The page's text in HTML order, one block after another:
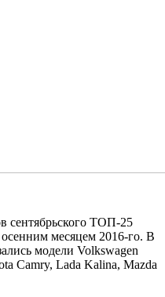
сентябрьского ТОП-25
месяцем 2016-го. В
модели Volkswagen
Camry, Lada Kalina, Mazda